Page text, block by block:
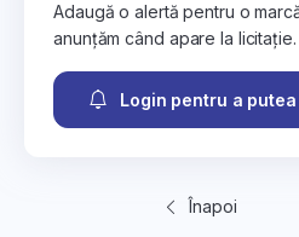
Adaugă o alertă pentru o
anunțăm când apare la licitație.
Login pentru a
Înapoi